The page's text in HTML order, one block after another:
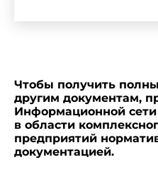
Чтобы получить
другим документам,
Информационной сети
в области
предприятий
документацией.